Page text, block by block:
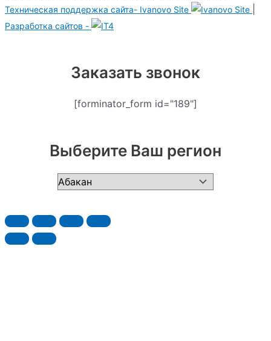
Техническая поддержка сайта- Ivanovo Site
Разработка сайтов -
Заказать звонок
[forminator_form id="189"]
Выберите Ваш регион